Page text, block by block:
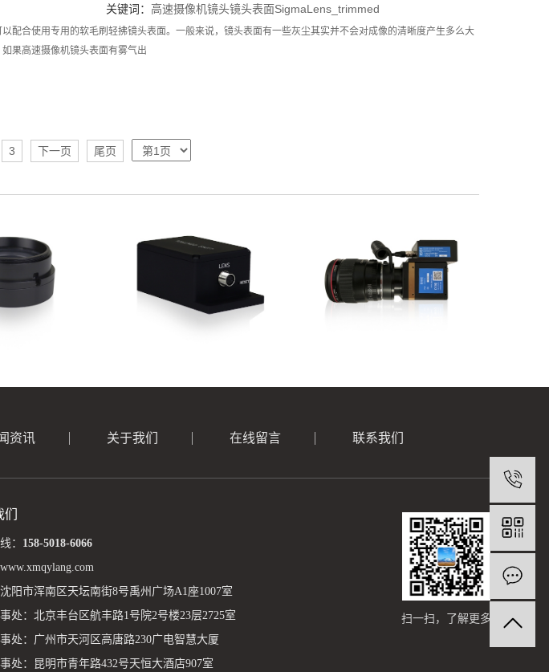
关键词： 高速摄像机镜头镜头表面SigmaLens_trimmed
配合使用专用的软毛刷轻拂镜头表面。一般来说，镜头表面有一些灰尘其实并不会对成像的清晰度产生多么大
果高速摄像机镜头表面有雾气出
3 下一页 尾页
资讯 关于我们 在线留言 联系我们
： 158-5018-6066
www.xmqylang.com
阳市浑南区天坛南街8号禹州广场A1座1007室
处：北京丰台区航丰路1号院2号楼23层2725室
处：广州市天河区高唐路230广电智慧大厦
处：昆明市青年路432号天恒大酒店907室
扫一扫，了解更多